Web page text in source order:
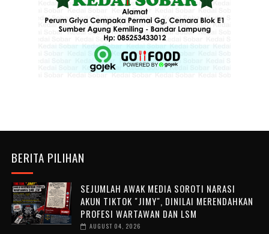
BERITA PILIHAN
SEJUMLAH AWAK MEDIA SOROTI NARASI
AKUN TIKTOK "JIMY", DINILAI MERENDAHKAN
PROFESI WARTAWAN DAN LSM
AUGUST 04, 2026